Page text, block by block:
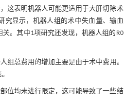
这表明机器人可能更适用于大肝切除术
究显示，机器人组的术中失血量、输血
。其中1项研究还发现，机器人组的R0
组总费用的增加主要是由于术中费用。
位均未进行限定，这可能导致了一些结